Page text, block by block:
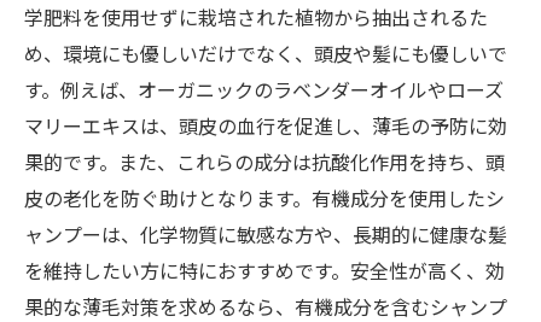
学肥料を使用せずに栽培された植物から抽出されるた
め、環境にも優しいだけでなく、頭皮や髪にも優しいで
す。例えば、オーガニックのラベンダーオイルやローズ
マリーエキスは、頭皮の血行を促進し、薄毛の予防に効
果的です。また、これらの成分は抗酸化作用を持ち、頭
皮の老化を防ぐ助けとなります。有機成分を使用したシ
ャンプーは、化学物質に敏感な方や、長期的に健康な髪
を維持したい方に特におすすめです。安全性が高く、効
果的な薄毛対策を求めるなら、有機成分を含むシャンプ